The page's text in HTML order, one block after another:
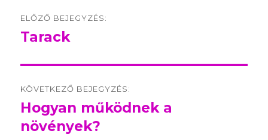
navigation
ELŐZŐ BEJEGYZÉS:
Előző
Tarack
KÖVETKEZŐ BEJEGYZÉS:
Következő
bejegyzés:
Hogyan működnek a
növények?